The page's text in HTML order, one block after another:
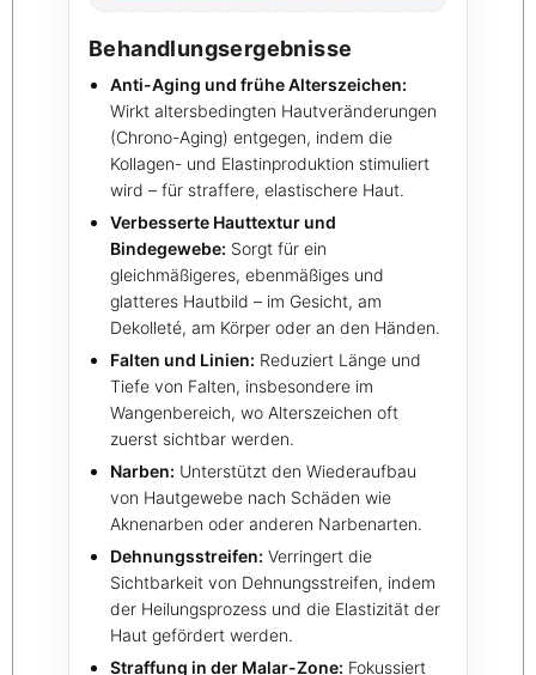
Behandlungsergebnisse
Anti-Aging und frühe Alterszeichen:
Wirkt altersbedingten Hautveränderungen
(Chrono-Aging) entgegen, indem die
Kollagen- und Elastinproduktion stimuliert
wird – für straffere, elastischere Haut.
Verbesserte Hauttextur und
Bindegewebe: Sorgt für ein
gleichmäßigeres, ebenmäßiges und
glatteres Hautbild – im Gesicht, am
Dekolleté, am Körper oder an den Händen.
Falten und Linien: Reduziert Länge und
Tiefe von Falten, insbesondere im
Wangenbereich, wo Alterszeichen oft
zuerst sichtbar werden.
Narben: Unterstützt den Wiederaufbau
von Hautgewebe nach Schäden wie
Aknenarben oder anderen Narbenarten.
Dehnungsstreifen: Verringert die
Sichtbarkeit von Dehnungsstreifen, indem
der Heilungsprozess und die Elastizität der
Haut gefördert werden.
Straffung in der Malar-Zone: Fokussiert